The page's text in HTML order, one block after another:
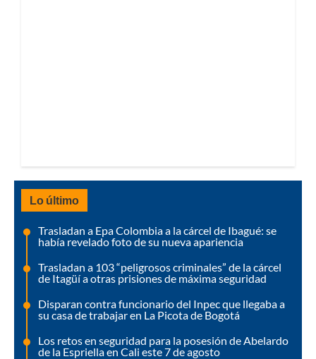
Lo último
Trasladan a Epa Colombia a la cárcel de Ibagué: se
había revelado foto de su nueva apariencia
Trasladan a 103 “peligrosos criminales” de la cárcel
de Itagüí a otras prisiones de máxima seguridad
Disparan contra funcionario del Inpec que llegaba a
su casa de trabajar en La Picota de Bogotá
Los retos en seguridad para la posesión de Abelardo
de la Espriella en Cali este 7 de agosto